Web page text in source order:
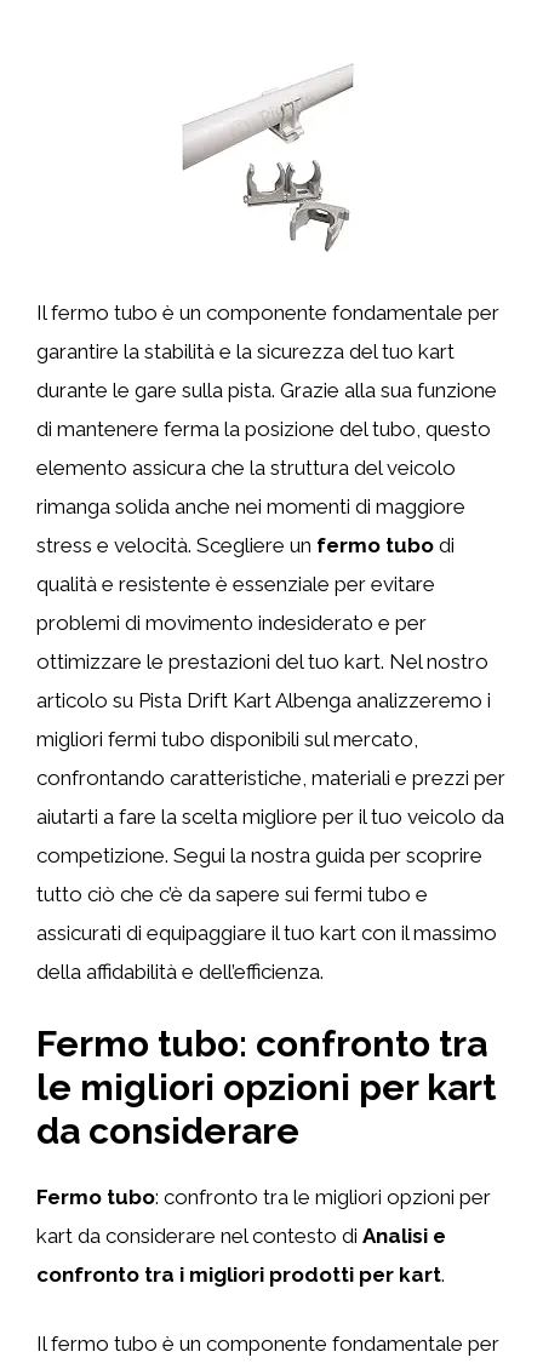
Il fermo tubo è un componente fondamentale per
garantire la stabilità e la sicurezza del tuo kart
durante le gare sulla pista. Grazie alla sua funzione
di mantenere ferma la posizione del tubo, questo
elemento assicura che la struttura del veicolo
rimanga solida anche nei momenti di maggiore
stress e velocità. Scegliere un fermo tubo di
qualità e resistente è essenziale per evitare
problemi di movimento indesiderato e per
ottimizzare le prestazioni del tuo kart. Nel nostro
articolo su Pista Drift Kart Albenga analizzeremo i
migliori fermi tubo disponibili sul mercato,
confrontando caratteristiche, materiali e prezzi per
aiutarti a fare la scelta migliore per il tuo veicolo da
competizione. Segui la nostra guida per scoprire
tutto ciò che c’è da sapere sui fermi tubo e
assicurati di equipaggiare il tuo kart con il massimo
della affidabilità e dell’efficienza.
Fermo tubo: confronto tra
le migliori opzioni per kart
da considerare
Fermo tubo: confronto tra le migliori opzioni per
kart da considerare nel contesto di Analisi e
confronto tra i migliori prodotti per kart.
Il fermo tubo è un componente fondamentale per